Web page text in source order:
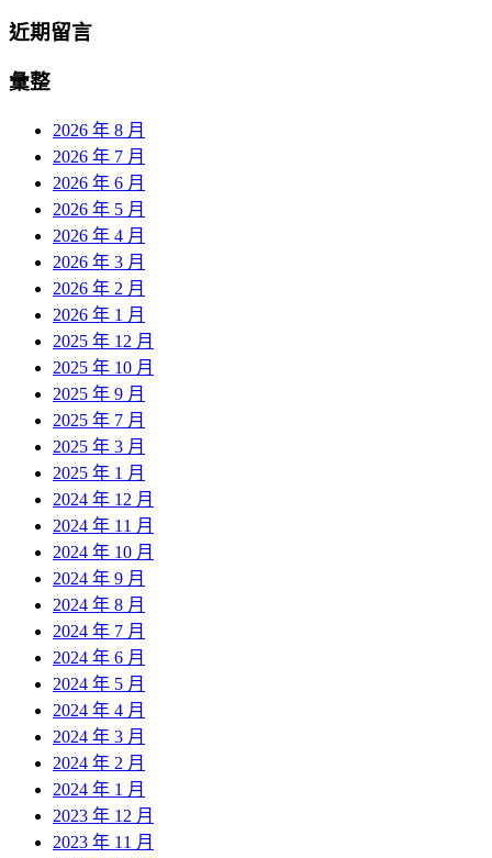
近期留言
彙整
2026 年 8 月
2026 年 7 月
2026 年 6 月
2026 年 5 月
2026 年 4 月
2026 年 3 月
2026 年 2 月
2026 年 1 月
2025 年 12 月
2025 年 10 月
2025 年 9 月
2025 年 7 月
2025 年 3 月
2025 年 1 月
2024 年 12 月
2024 年 11 月
2024 年 10 月
2024 年 9 月
2024 年 8 月
2024 年 7 月
2024 年 6 月
2024 年 5 月
2024 年 4 月
2024 年 3 月
2024 年 2 月
2024 年 1 月
2023 年 12 月
2023 年 11 月